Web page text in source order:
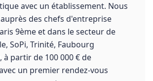
avec un établissement. Nous
des chefs d'entreprise
9ème et dans le secteur de
SoPi, Trinité, Faubourg
partir de 100 000 € de
un premier rendez-vous